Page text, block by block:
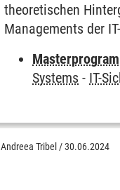
theoretischen
Managements der
Systems - IT-
Andreea Tribel /30.06.2024